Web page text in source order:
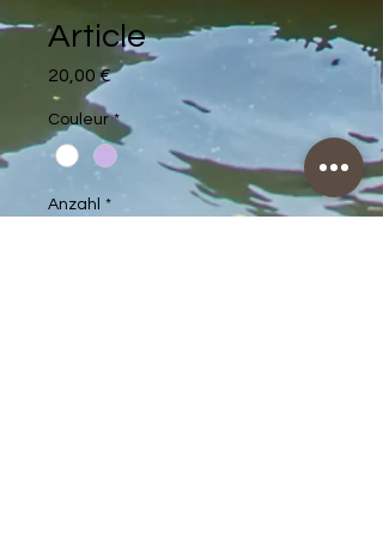
Article
20,00 €Preis
Couleur *
Anzahl *